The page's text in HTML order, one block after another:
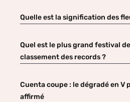
Quelle est la signification des
Quel est le plus grand festival
classement des records ?
Cuenta coupe : le dégradé en V
affirmé